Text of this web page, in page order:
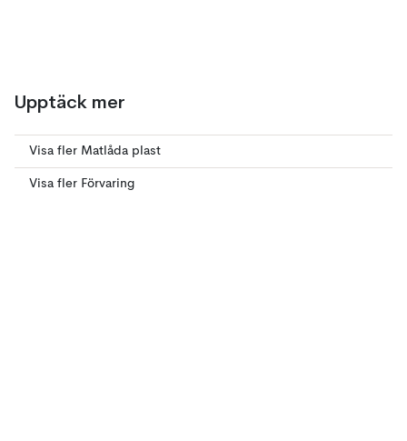
Upptäck mer
Visa fler Matlåda plast
Visa fler Förvaring